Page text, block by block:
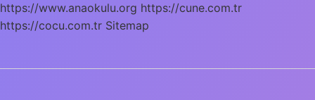
https://www.anaokulu.org https://cune.com.tr
https://cocu.com.tr Sitemap